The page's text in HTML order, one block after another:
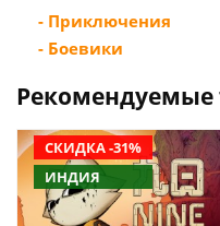
- Приключения
- Боевики
Рекомендуемые
СКИДКА -31%
ИНДИЯ